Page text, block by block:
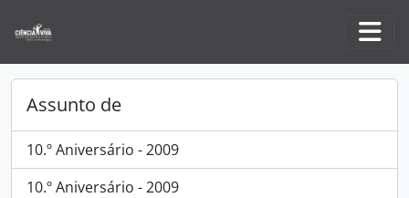
Assunto de
10.º Aniversário - 2009
10.º Aniversário - 2009